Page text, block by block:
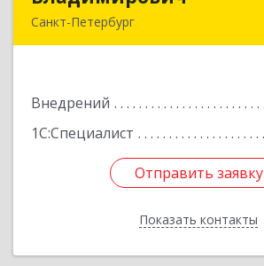
Санкт-Петербург
Внедрений
1С:Специалист
Отправить заявку
Показать контакты
Отправить заявку
Назад